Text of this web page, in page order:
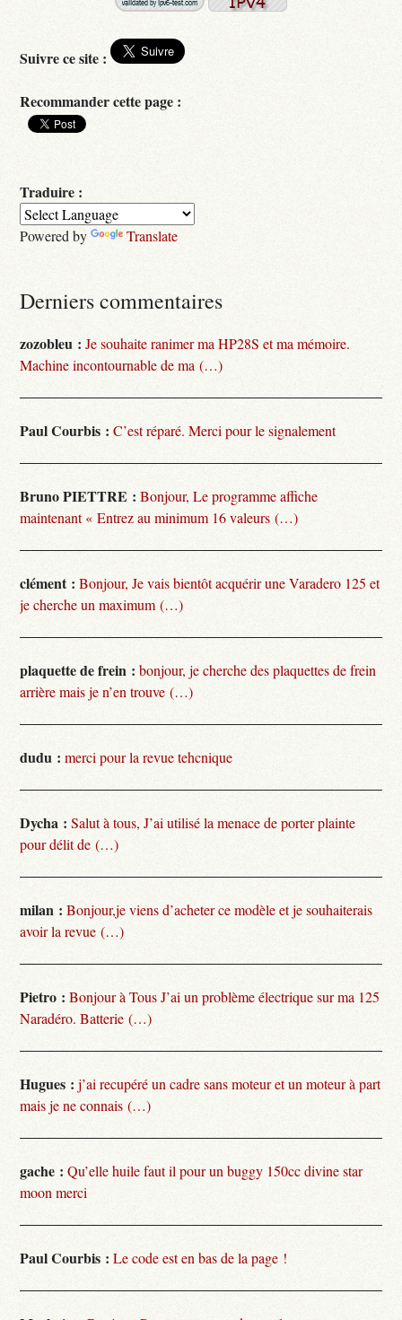
Suivre ce site :
Recommander cette page :
Traduire :
Powered by Translate
Derniers commentaires
zozobleu : Je souhaite ranimer ma HP28S et ma mémoire.
Machine incontournable de ma (…)
Paul Courbis : C’est réparé. Merci pour le signalement
Bruno PIETTRE : Bonjour, Le programme affiche
maintenant « Entrez au minimum 16 valeurs (…)
clément : Bonjour, Je vais bientôt acquérir une Varadero 125 et
je cherche un maximum (…)
plaquette de frein : bonjour, je cherche des plaquettes de frein
arrière mais je n’en trouve (…)
dudu : merci pour la revue tehcnique
Dycha : Salut à tous, J’ai utilisé la menace de porter plainte
pour délit de (…)
milan : Bonjour,je viens d’acheter ce modèle et je souhaiterais
avoir la revue (…)
Pietro : Bonjour à Tous J’ai un problème électrique sur ma 125
Naradéro. Batterie (…)
Hugues : j’ai recupéré un cadre sans moteur et un moteur à part
mais je ne connais (…)
gache : Qu’elle huile faut il pour un buggy 150cc divine star
moon merci
Paul Courbis : Le code est en bas de la page !